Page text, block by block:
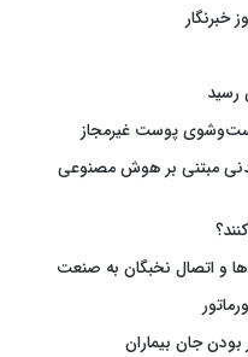
خبرنگار
پوست غیرمجاز
مبتنی بر هوش مصنوعی
و اتصال نخبگان به صنعت
جان بیماران